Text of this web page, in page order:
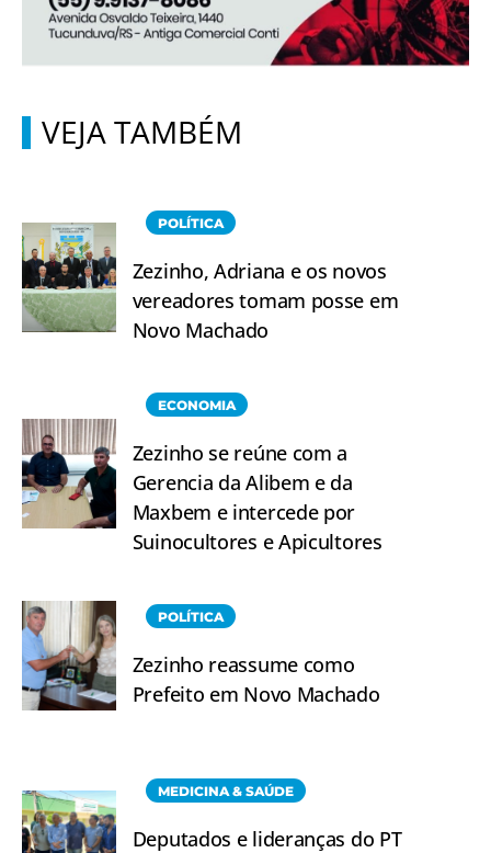
VEJA TAMBÉM
POLÍTICA
Zezinho, Adriana e os novos
vereadores tomam posse em
Novo Machado
ECONOMIA
Zezinho se reúne com a
Gerencia da Alibem e da
Maxbem e intercede por
Suinocultores e Apicultores
POLÍTICA
Zezinho reassume como
Prefeito em Novo Machado
MEDICINA & SAÚDE
Deputados e lideranças do PT